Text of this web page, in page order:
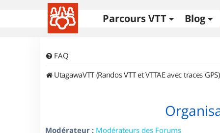
Parcours VTT Blog
FAQ
UtagawaVTT (Randos VTT et VTTAE avec traces GPS)
Modérateur : Modérateurs des Forums